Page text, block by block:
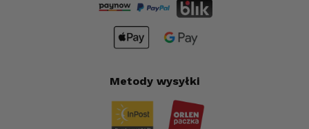
Metody wysyłki